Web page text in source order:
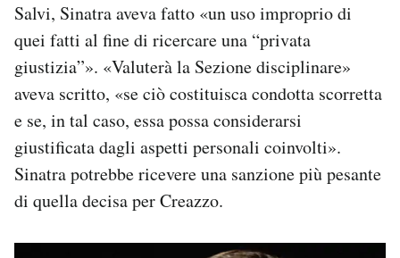
Salvi, Sinatra aveva fatto «un uso improprio di
quei fatti al fine di ricercare una “privata
giustizia”». «Valuterà la Sezione disciplinare»
aveva scritto, «se ciò costituisca condotta scorretta
e se, in tal caso, essa possa considerarsi
giustificata dagli aspetti personali coinvolti».
Sinatra potrebbe ricevere una sanzione più pesante
di quella decisa per Creazzo.